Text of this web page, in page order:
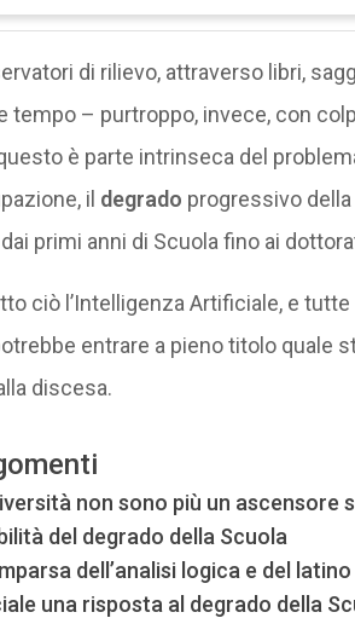
di rilievo, attraverso libri,
tempo – purtroppo, invece, con
è parte intrinseca del
il degrado progressivo
dai primi anni di Scuola fino ai
ciò l’Intelligenza Artificiale, e
entrare a pieno titolo quale
discesa.
non sono più un ascensore
del degrado della Scuola
dell’analisi logica e del latino
una risposta al degrado della